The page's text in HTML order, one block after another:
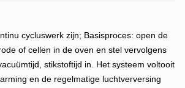
cycluswerk zijn; Basisproces: open de
of cellen in de oven en stel vervolgens
stikstoftijd in. Het systeem voltooit
en de regelmatige luchtverversing